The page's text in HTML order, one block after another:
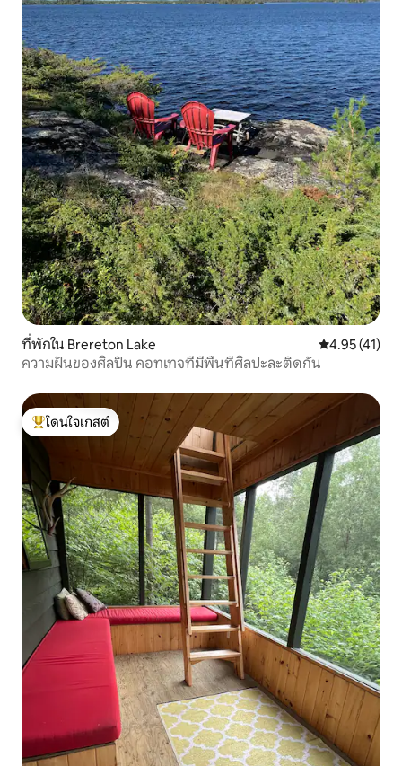
ที่พักใน Brereton Lake คะแนนเฉลี่ย
4.95 (41)
ความฝันของศิลปิน คอทเทจที่มีพื้นที่ศิลปะละติดกัน
โดนใจเกสต์ที่สุด
โดนใจเกสต์